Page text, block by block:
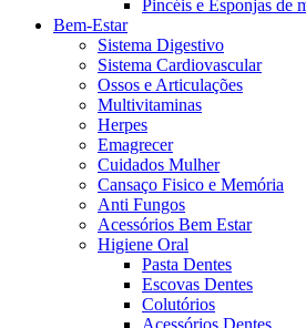
Pincéis e Esponjas de
Bem-Estar
Sistema Digestivo
Sistema Cardiovascular
Ossos e Articulações
Multivitaminas
Herpes
Emagrecer
Cuidados Mulher
Cansaço Fisico e Memória
Anti Fungos
Acessórios Bem Estar
Higiene Oral
Pasta Dentes
Escovas Dentes
Colutórios
Acessórios Dentes